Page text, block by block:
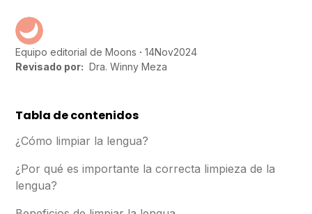
Equipo editorial de Moons 14Nov2024
Revisado por: Dra. Winny Meza
Tabla de contenidos
¿Cómo limpiar la lengua?
¿Por qué es importante la correcta limpieza de la
lengua?